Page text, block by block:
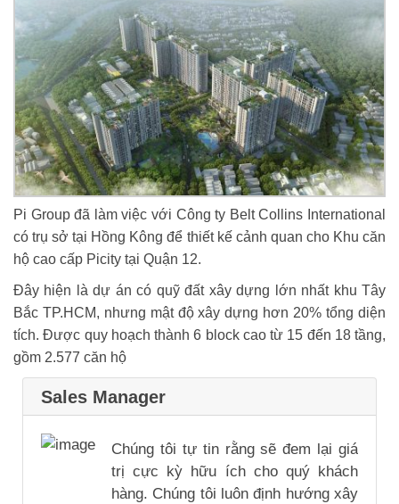
Pi Group đã làm việc với Công ty Belt Collins International
có trụ sở tại Hồng Kông để thiết kế cảnh quan cho Khu căn
hộ cao cấp Picity tại Quận 12.
Đây hiện là dự án có quỹ đất xây dựng lớn nhất khu Tây
Bắc TP.HCM, nhưng mật độ xây dựng hơn 20% tổng diện
tích. Được quy hoạch thành 6 block cao từ 15 đến 18 tầng,
gồm 2.577 căn hộ
Sales Manager
Chúng tôi tự tin rằng sẽ đem lại giá
trị cực kỳ hữu ích cho quý khách
hàng. Chúng tôi luôn định hướng xây